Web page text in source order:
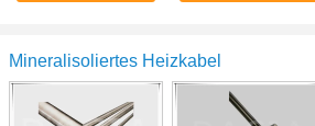
Mineralisoliertes Heizkabel